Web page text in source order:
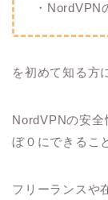
・NordVPN
を初めて知る方
NordVPNの安全
ぼ０にできるこ
フリーランスや